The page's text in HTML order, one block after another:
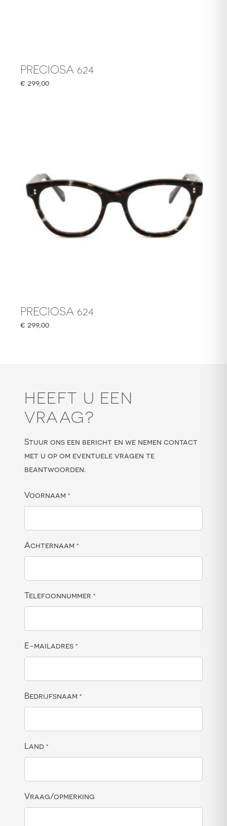
PRECIOSA 624
€ 299,00
PRECIOSA 624
€ 299,00
HEEFT U EEN
VRAAG?
Stuur ons een bericht en we nemen contact
met u op om eventuele vragen te
beantwoorden.
Voornaam *
Achternaam *
Telefoonnummer *
E-mailadres *
Bedrijfsnaam *
Land *
Vraag/opmerking